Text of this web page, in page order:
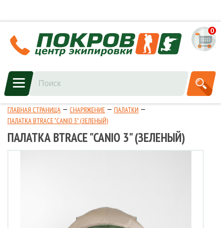
0
ГЛАВНАЯ СТРАНИЦА СНАРЯЖЕНИЕ
ПАЛАТКИ
ПАЛАТКА BTRACE "CANIO 3" (ЗЕЛЕНЫЙ)
ПАЛАТКА BTRACE "CANIO 3" (ЗЕЛЕНЫЙ)